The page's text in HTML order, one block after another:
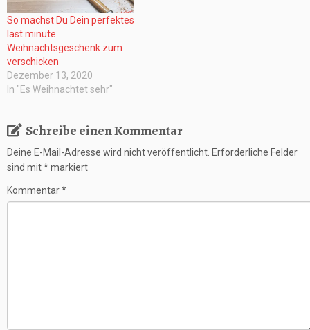
So machst Du Dein perfektes
last minute
Weihnachtsgeschenk zum
verschicken
Dezember 13, 2020
In "Es Weihnachtet sehr"
Schreibe einen Kommentar
Deine E-Mail-Adresse wird nicht veröffentlicht. Erforderliche Felder
sind mit*markiert
Kommentar*